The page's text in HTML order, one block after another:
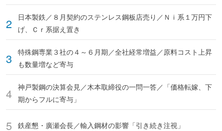
日本製鉄／８月契約のステンレス鋼板店売り／Ｎｉ系１万円下
げ、Ｃｒ系据え置き
特殊鋼専業３社の４～６月期／全社経常増益／原料コスト上昇
も数量増など寄与
神戸製鋼の決算会見／木本取締役の一問一答／「価格転嫁、下
期からフルに寄与」
鉄産懇・廣瀬会長／輸入鋼材の影響「引き続き注視」